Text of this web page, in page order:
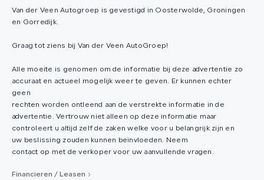
Van der Veen Autogroep is gevestigd in Oosterwolde, Groningen
en Gorredijk.
Graag tot ziens bij Van der Veen AutoGroep!
Alle moeite is genomen om de informatie bij deze advertentie zo
accuraat en actueel mogelijk weer te geven. Er kunnen echter
geen
rechten worden ontleend aan de verstrekte informatie in de
advertentie. Vertrouw niet alleen op deze informatie maar
controleert u altijd zelf de zaken welke voor u belangrijk zijn en
uw beslissing zouden kunnen beïnvloeden. Neem
contact op met de verkoper voor uw aanvullende vragen.
Financieren / Leasen